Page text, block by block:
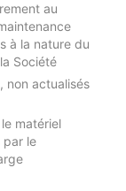
au
à la nature du
Société
non actualisés
matériel
par le